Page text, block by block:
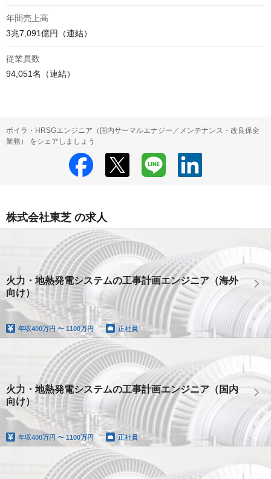
年間売上高
3兆7,091億円（連結）
従業員数
94,051名（連結）
ボイラ・HRSGエンジニア（国内サーマルエナジー／メンテナンス・改良保全
業務） をシェアしましょう
株式会社東芝 の求人
火力・地熱発電システムの工事計画エンジニア（海外
向け）
年収400万円 〜 1100万円 正社員
火力・地熱発電システムの工事計画エンジニア（国内
向け）
年収400万円 〜 1100万円 正社員